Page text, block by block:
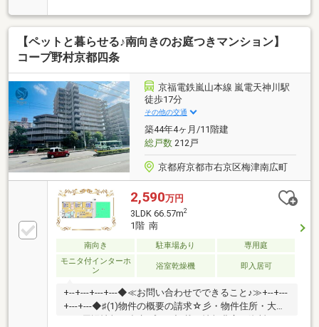
【ペットと暮らせる♪南向きのお庭つきマンション】
コープ野村京都四条
京福電鉄嵐山本線 嵐電天神川駅
徒歩17分
その他の交通
築44年4ヶ月/11階建
総戸数212戸
京都府京都市右京区梅津南広町
2,590万円
3LDK 66.57m2
1階 南
南向き 駐車場あり
専用庭
モニタ付インターホ
ン
浴室乾燥機 即入居可
+--+---+---+---◆≪お問い合わせでできること♪≫+--+---
+---+---◆♯(1)物件の概要の請求☆彡・物件住所・大き